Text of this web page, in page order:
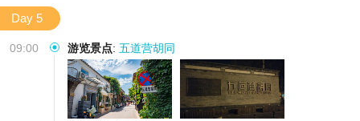
Day 5
09:00 游览景点: 五道营胡同